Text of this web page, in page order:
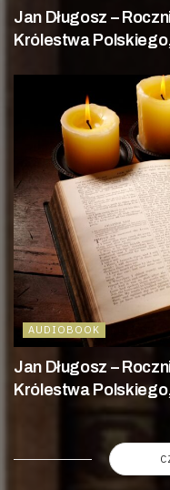
Jan Długosz –
Królestwa
AUDIOBOOK
Jan Długosz –
Królestwa